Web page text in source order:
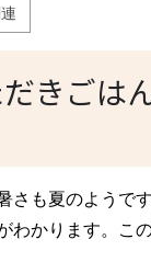
きごは
さも夏のようで
わかります。こ